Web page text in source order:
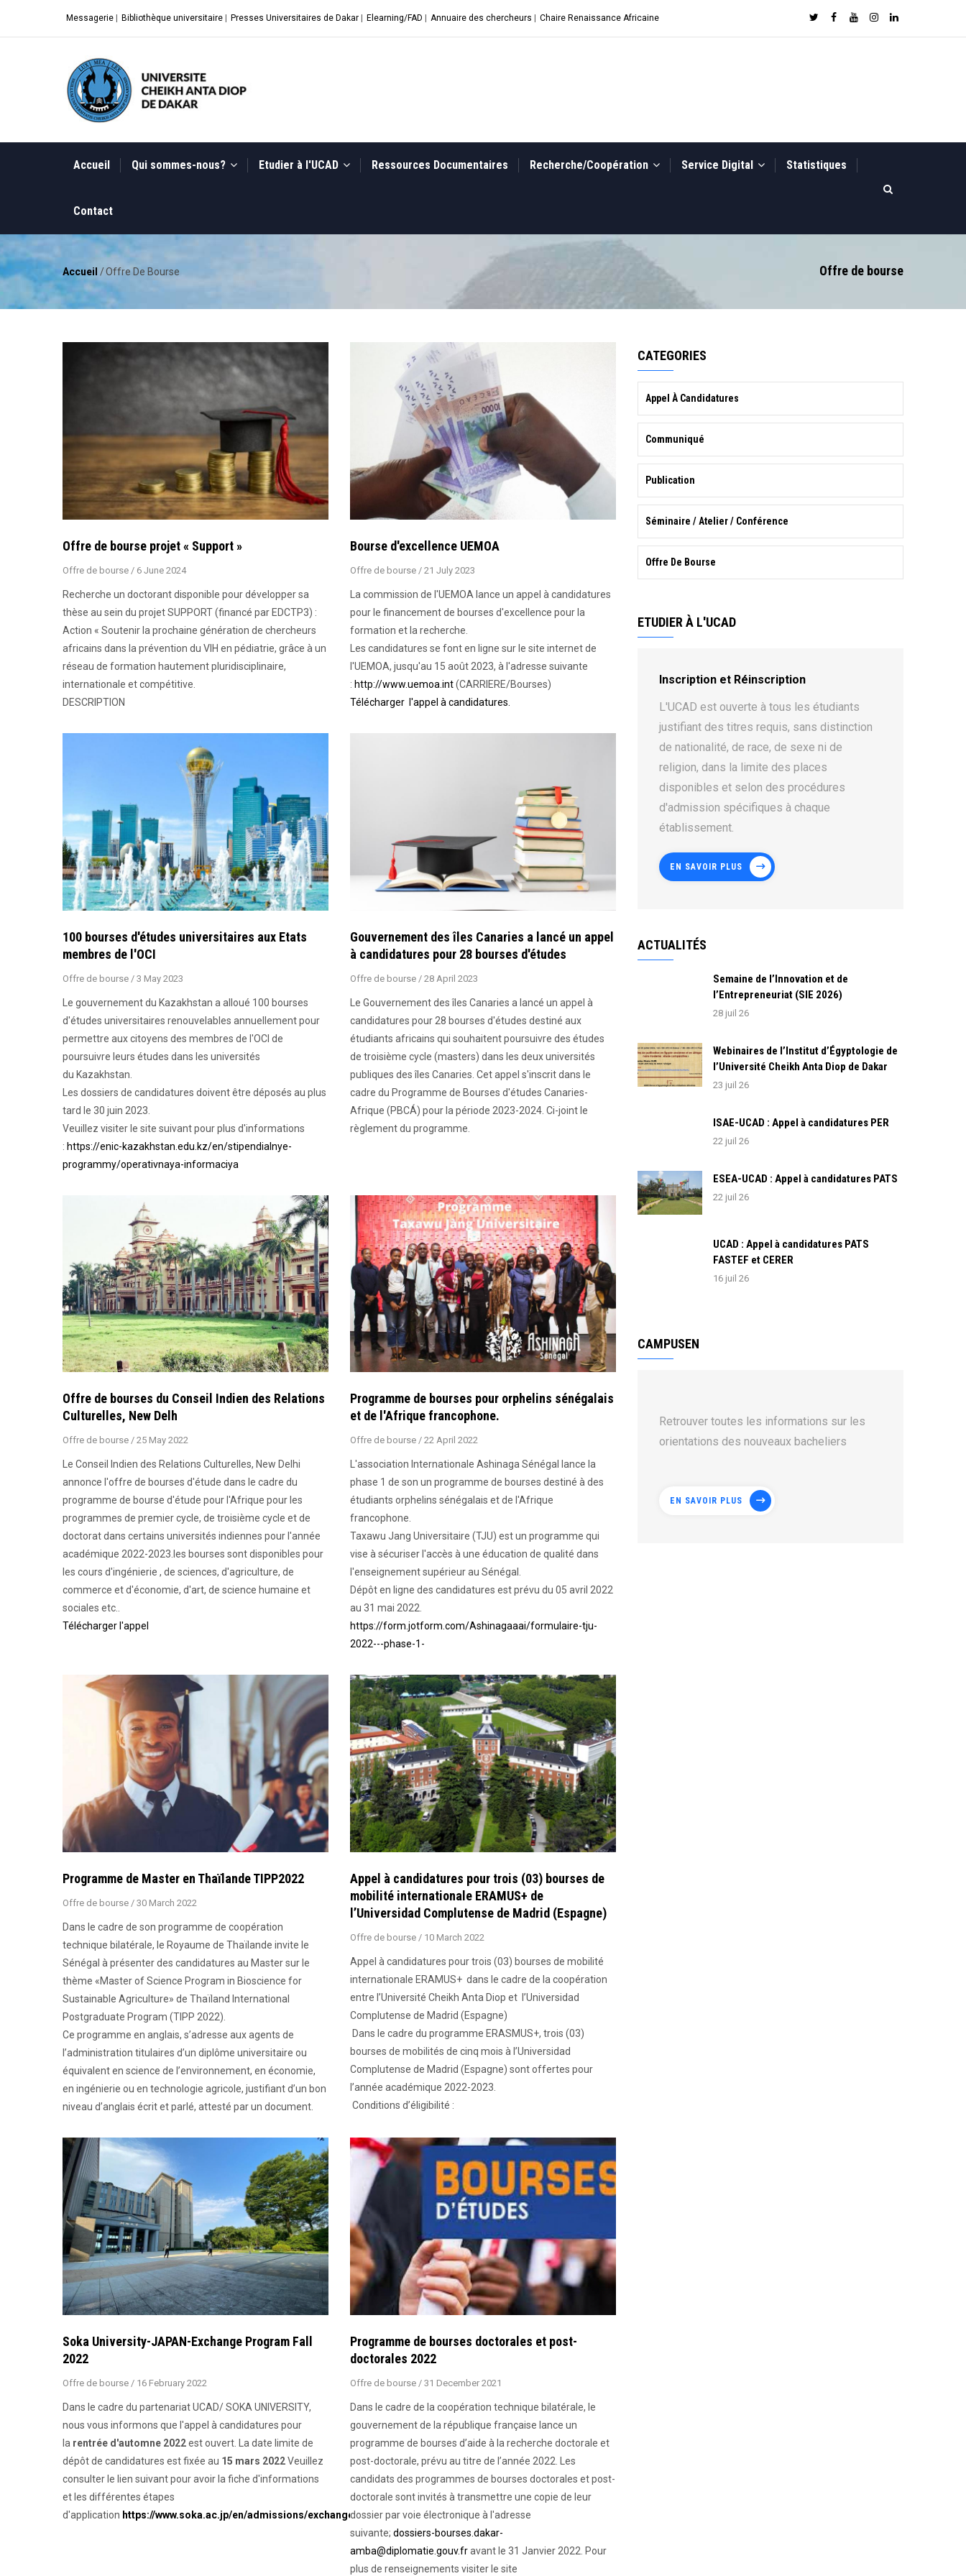
Messagerie Bibliothèque universitaire Presses Universitaires de Dakar Elearning/FAD Annuaire des chercheurs Chaire Renaissance Africaine
NAVIGATION
Accueil Qui sommes-nous? Etudier à l'UCAD Ressources Documentaires Recherche/Coopération Service Digital Statistiques
Contact
Offre de bourse
Fil
d'Ariane
Accueil /Offre De Bourse
Offre de bourse projet « Support »
Offre de bourse / 6 June 2024
Recherche un doctorant disponible pour développer sa
thèse au sein du projet SUPPORT (financé par EDCTP3) :
Action « Soutenir la prochaine génération de chercheurs
africains dans la prévention du VIH en pédiatrie, grâce à un
réseau de formation hautement pluridisciplinaire,
internationale et compétitive.
DESCRIPTION
Bourse d'excellence UEMOA
Offre de bourse / 21 July 2023
La commission de l'UEMOA lance un appel à candidatures
pour le financement de bourses d'excellence pour la
formation et la recherche.
Les candidatures se font en ligne sur le site internet de
l'UEMOA, jusqu'au 15 août 2023, à l'adresse suivante
: http://www.uemoa.int(CARRIERE/Bourses)
Télécharger l'appel à candidatures.
100 bourses d'études universitaires aux Etats
membres de l'OCI
Offre de bourse / 3 May 2023
Le gouvernement du Kazakhstan a alloué 100 bourses
d'études universitaires renouvelables annuellement pour
permettre aux citoyens des membres de l'OCI de
poursuivre leurs études dans les universités
du Kazakhstan.
Les dossiers de candidatures doivent être déposés au plus
tard le 30 juin 2023.
Veuillez visiter le site suivant pour plus d'informations
: https://enic-kazakhstan.edu.kz/en/stipendialnye-
programmy/operativnaya-informaciya
Gouvernement des îles Canaries a lancé un appel
à candidatures pour 28 bourses d'études
Offre de bourse / 28 April 2023
Le Gouvernement des îles Canaries a lancé un appel à
candidatures pour 28 bourses d'études destiné aux
étudiants africains qui souhaitent poursuivre des études
de troisième cycle (masters) dans les deux universités
publiques des îles Canaries. Cet appel s'inscrit dans le
cadre du Programme de Bourses d'études Canaries-
Afrique (PBCÁ) pour la période 2023-2024. Ci-joint le
règlement du programme.
Offre de bourses du Conseil Indien des Relations
Culturelles, New Delh
Offre de bourse / 25 May 2022
Le Conseil Indien des Relations Culturelles, New Delhi
annonce l'offre de bourses d'étude dans le cadre du
programme de bourse d'étude pour l'Afrique pour les
programmes de premier cycle, de troisième cycle et de
doctorat dans certains universités indiennes pour l'année
académique 2022-2023.les bourses sont disponibles pour
les cours d'ingénierie , de sciences, d'agriculture, de
commerce et d'économie, d'art, de science humaine et
sociales etc..
Télécharger l'appel
Programme de bourses pour orphelins sénégalais
et de l'Afrique francophone.
Offre de bourse / 22 April 2022
L'association Internationale Ashinaga Sénégal lance la
phase 1 de son un programme de bourses destiné à des
étudiants orphelins sénégalais et de l'Afrique
francophone.
Taxawu Jang Universitaire (TJU) est un programme qui
vise à sécuriser l'accès à une éducation de qualité dans
l'enseignement supérieur au Sénégal.
Dépôt en ligne des candidatures est prévu du 05 avril 2022
au 31 mai 2022.
https://form.jotform.com/Ashinagaaai/formulaire-tju-
2022---phase-1-
Programme de Master en Thaïlande TIPP2022
Offre de bourse / 30 March 2022
Dans le cadre de son programme de coopération
technique bilatérale, le Royaume de Thaïlande invite le
Sénégal à présenter des candidatures au Master sur le
thème «Master of Science Program in Bioscience for
Sustainable Agriculture» de Thaïland International
Postgraduate Program (TIPP 2022).
Ce programme en anglais, s’adresse aux agents de
l’administration titulaires d’un diplôme universitaire ou
équivalent en science de l’environnement, en économie,
en ingénierie ou en technologie agricole, justifiant d’un bon
niveau d’anglais écrit et parlé, attesté par un document.
Appel à candidatures pour trois (03) bourses de
mobilité internationale ERAMUS+ de
l’Universidad Complutense de Madrid (Espagne)
Offre de bourse / 10 March 2022
Appel à candidatures pour trois (03) bourses de mobilité
internationale ERAMUS+ dans le cadre de la coopération
entre l’Université Cheikh Anta Diop et l’Universidad
Complutense de Madrid (Espagne)
Dans le cadre du programme ERASMUS+, trois (03)
bourses de mobilités de cinq mois à l’Universidad
Complutense de Madrid (Espagne) sont offertes pour
l’année académique 2022-2023.
Conditions d’éligibilité :
Soka University-JAPAN-Exchange Program Fall
2022
Offre de bourse / 16 February 2022
Dans le cadre du partenariat UCAD/ SOKA UNIVERSITY,
nous vous informons que l'appel à candidatures pour
la rentrée d'automne 2022est ouvert. La date limite de
dépôt de candidatures est fixée au 15 mars 2022Veuillez
consulter le lien suivant pour avoir la fiche d'informations
et les différentes étapes
d'application https://www.soka.ac.jp/en/admissions/exchange
Programme de bourses doctorales et post-
doctorales 2022
Offre de bourse / 31 December 2021
Dans le cadre de la coopération technique bilatérale, le
gouvernement de la république française lance un
programme de bourses d’aide à la recherche doctorale et
post-doctorale, prévu au titre de l’année 2022. Les
candidats des programmes de bourses doctorales et post-
doctorale sont invités à transmettre une copie de leur
dossier par voie électronique à l'adresse
suivante; dossiers-bourses.dakar-
amba@diplomatie.gouv.fravant le 31 Janvier 2022. Pour
plus de renseignements visiter le site
CATEGORIES
Appel À Candidatures
Communiqué
Publication
Séminaire / Atelier / Conférence
Offre De Bourse
ETUDIER À L'UCAD
Inscription et Réinscription
L'UCAD est ouverte à tous les étudiants
justifiant des titres requis, sans distinction
de nationalité, de race, de sexe ni de
religion, dans la limite des places
disponibles et selon des procédures
d'admission spécifiques à chaque
établissement.
EN SAVOIR PLUS
ACTUALITÉS
Semaine de l’Innovation et de
l’Entrepreneuriat (SIE 2026)
28 juil 26
Webinaires de l’Institut d’Égyptologie de
l’Université Cheikh Anta Diop de Dakar
23 juil 26
ISAE-UCAD : Appel à candidatures PER
22 juil 26
ESEA-UCAD : Appel à candidatures PATS
22 juil 26
UCAD : Appel à candidatures PATS
FASTEF et CERER
16 juil 26
CAMPUSEN
Retrouver toutes les informations sur les
orientations des nouveaux bacheliers
EN SAVOIR PLUS